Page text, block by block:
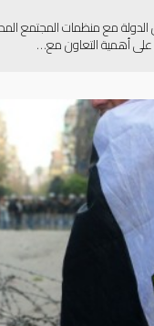
الدولة مع منظمات المجتمع
على أهمية التعاون مع…
إقرأ المزيد